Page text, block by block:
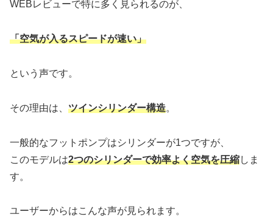
WEBレビューで特に多く見られるのが、
「空気が入るスピードが速い」
という声です。
その理由は、 ツインシリンダー構造。
一般的なフットポンプはシリンダーが1つですが、
このモデルは2つのシリンダーで効率よく空気を圧縮しま
す。
ユーザーからはこんな声が見られます。